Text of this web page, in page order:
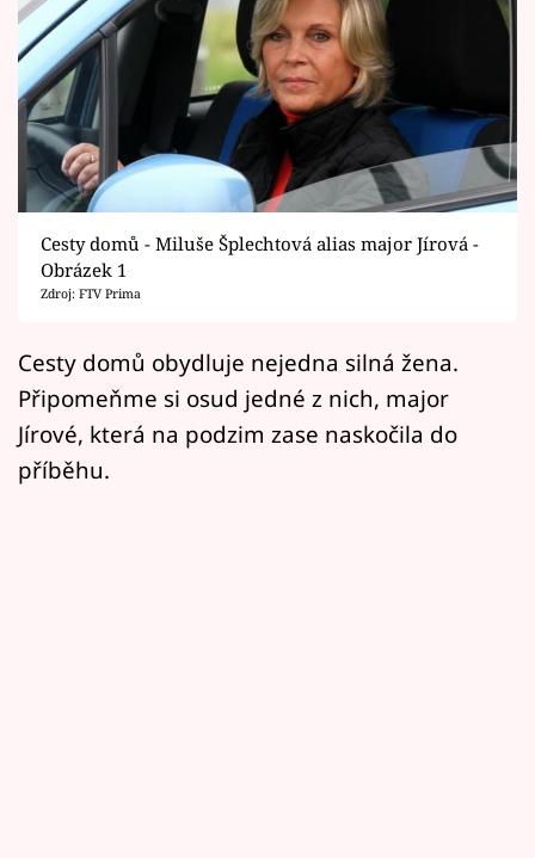
Vztahy
Seriály
Horoskopy
Sledujte prima+
Filmový festival Karlovy Vary
Mámy sobě
Přihlášení
Cesty domů - Miluše Šplechtová alias major Jírová -
Obrázek 1
Zdroj: FTV Prima
Cesty domů obydluje nejedna silná žena.
Připomeňme si osud jedné z nich, major
Jírové, která na podzim zase naskočila do
příběhu.